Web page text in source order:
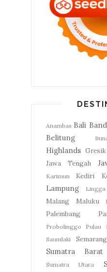
Anambas Bali
Belitung
Highlands Gresik
Jawa Tengah
Karimun Kediri
Lampung Lingga
Malang Maluku
Palembang
Probolinggo Pulau
Saumlaki
Semarang
Sumatra Barat
Sumatra Utara